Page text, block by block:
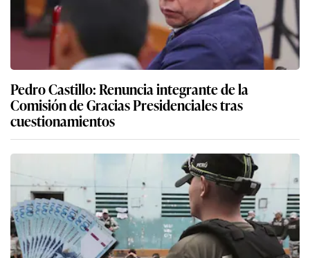
Pedro Castillo: Renuncia integrante de la
Comisión de Gracias Presidenciales tras
cuestionamientos